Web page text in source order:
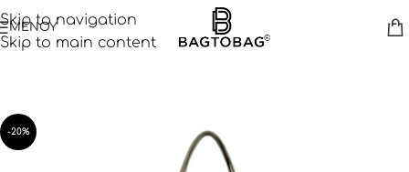
Skip to navigation
Skip to main content
ΜΕΝΟΥ
-20%